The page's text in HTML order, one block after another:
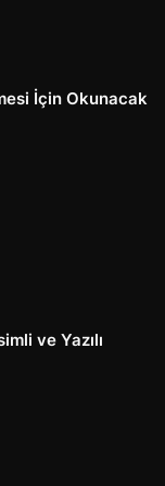
İçin Okunacak
ve Yazılı